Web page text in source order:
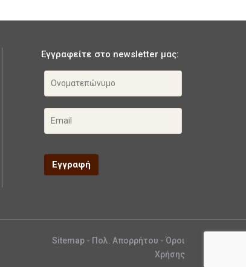
Εγγραφείτε στο newsletter μας:
Sitemap - Πολ. Απορρήτου -Όροι
Χρήσης